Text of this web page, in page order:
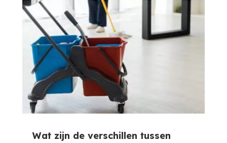
Wat zijn de verschillen tussen